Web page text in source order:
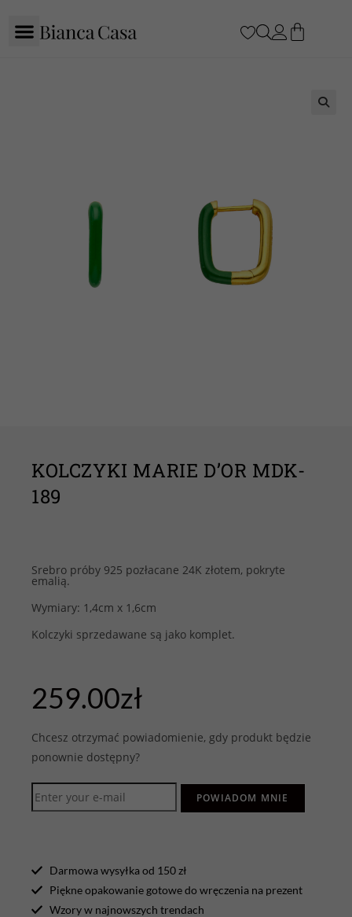
KOLCZYKI MARIE D’OR MDK-
189
Srebro próby 925 pozłacane 24K złotem, pokryte
emalią.
Wymiary: 1,4cm x 1,6cm
Kolczyki sprzedawane są jako komplet.
259.00zł
Chcesz otrzymać powiadomienie, gdy produkt będzie
ponownie dostępny?
POWIADOM MNIE
Darmowa wysyłka od 150 zł
Piękne opakowanie gotowe do wręczenia na prezent
Wzory w najnowszych trendach